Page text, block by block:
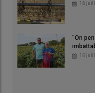
16
"On
16